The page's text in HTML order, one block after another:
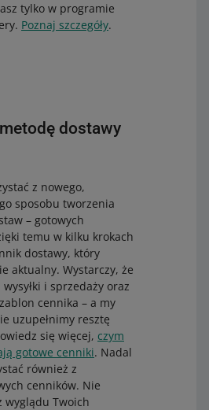
tylko w programie
Poznaj szczegóły.
dostawy
z nowego,
sposobu tworzenia
– gotowych
temu w kilku krokach
dostawy, który
aktualny. Wystarczy, że
i sprzedaży oraz
cennika – a my
uzupełnimy resztę
się więcej, czym
gotowe cenniki. Nadal
również z
cenników. Nie
wyglądu Twoich